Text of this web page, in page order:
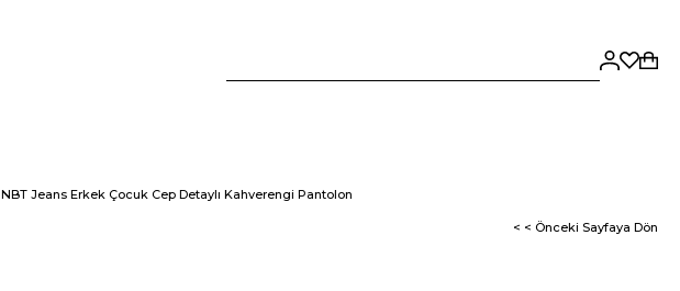
NBT Jeans Erkek Çocuk Cep Detaylı Kahverengi Pantolon
< < Önceki Sayfaya Dön